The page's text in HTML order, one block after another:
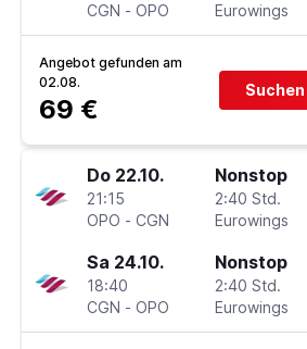
CGN - OPO
Eurowings
Angebot gefunden am
02.08.
69 €
Suchen
Do 22.10.
21:15
OPO - CGN
Nonstop
2:40 Std.
Eurowings
Sa 24.10.
18:40
CGN - OPO
Nonstop
2:40 Std.
Eurowings